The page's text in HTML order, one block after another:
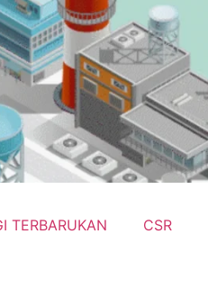
TERBARUKAN CSR